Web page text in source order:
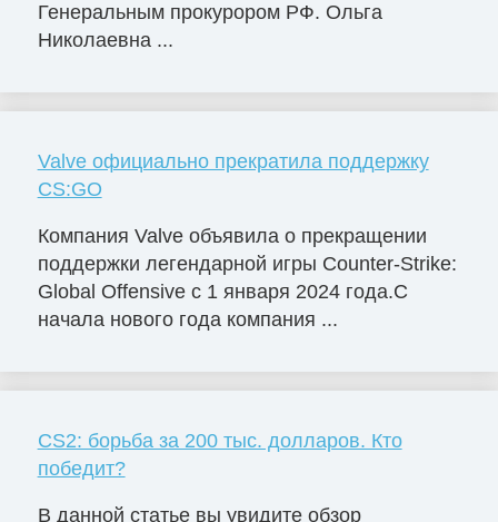
Генеральным прокурором РФ. Ольга
Николаевна ...
Valve официально прекратила поддержку
CS:GO
Компания Valve объявила о прекращении
поддержки легендарной игры Counter-Strike:
Global Offensive с 1 января 2024 года.С
начала нового года компания ...
CS2: борьба за 200 тыс. долларов. Кто
победит?
В данной статье вы увидите обзор